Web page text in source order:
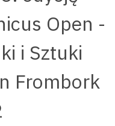
Open -
i Sztuki
Frombork